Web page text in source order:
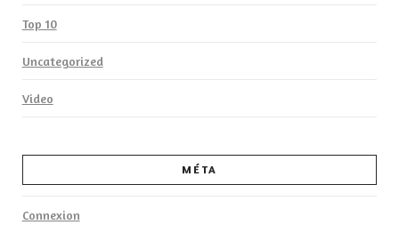
Top 10
Uncategorized
Video
MÉTA
Connexion